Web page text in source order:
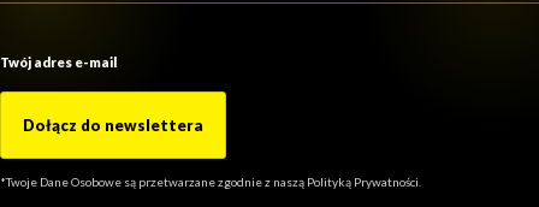
Twój adres e-mail
Dołącz do newslettera
*Twoje Dane Osobowe są przetwarzane zgodnie z naszą Polityką Prywatności.